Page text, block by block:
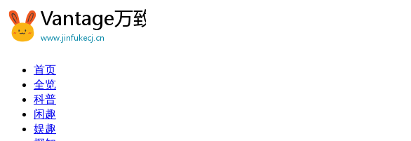
首页
全览
科普
闲趣
娱趣